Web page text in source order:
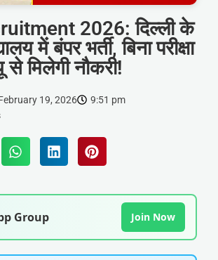
2026: दिल्ली के
में बंपर भर्ती, बिना परीक्षा
से मिलेगी नौकरी!
19, 2026
9:51 pm
Group Join Now